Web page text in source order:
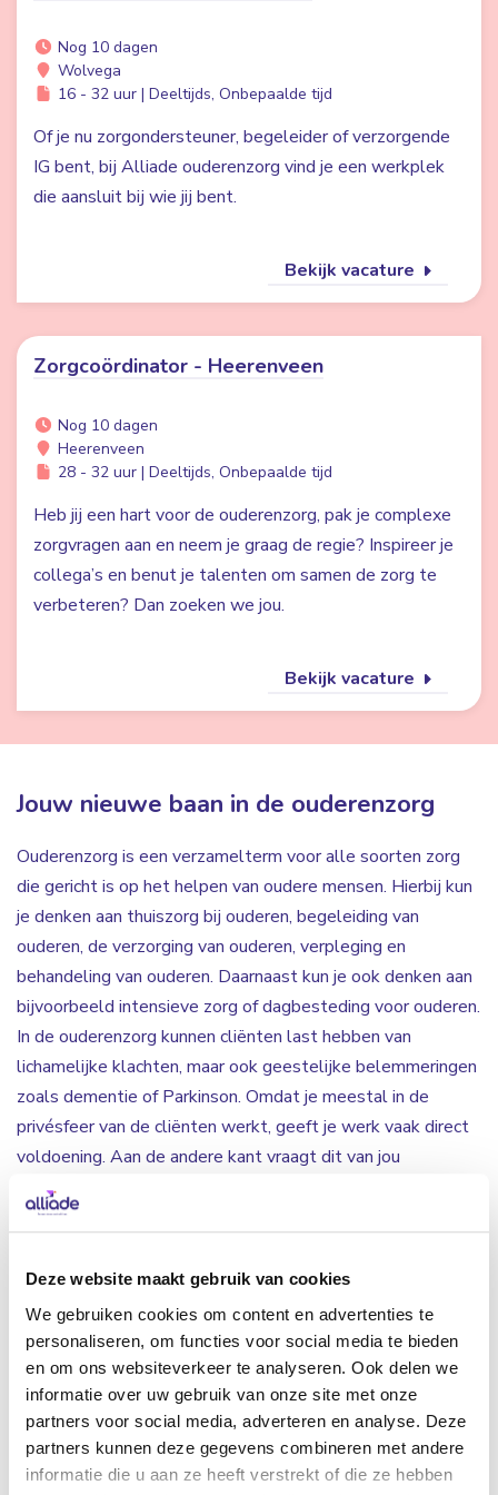
Deze website maakt gebruik van cookies
We gebruiken cookies om content en advertenties te
personaliseren, om functies voor social media te bieden
en om ons websiteverkeer te analyseren. Ook delen we
informatie over uw gebruik van onze site met onze
partners voor social media, adverteren en analyse. Deze
partners kunnen deze gegevens combineren met andere
informatie die u aan ze heeft verstrekt of die ze hebben
Nog 10 dagen
Wolvega
16 - 32 uur | Deeltijds, Onbepaalde tijd
Of je nu zorgondersteuner, begeleider of verzorgende
IG bent, bij Alliade ouderenzorg vind je een werkplek
die aansluit bij wie jij bent.
Bekijk vacature
Zorgcoördinator - Heerenveen
Nog 10 dagen
Heerenveen
28 - 32 uur | Deeltijds, Onbepaalde tijd
Heb jij een hart voor de ouderenzorg, pak je complexe
zorgvragen aan en neem je graag de regie? Inspireer je
collega’s en benut je talenten om samen de zorg te
verbeteren? Dan zoeken we jou.
Bekijk vacature
Jouw nieuwe baan in de ouderenzorg
Ouderenzorg is een verzamelterm voor alle soorten zorg
die gericht is op het helpen van oudere mensen. Hierbij kun
je denken aan thuiszorg bij ouderen, begeleiding van
ouderen, de verzorging van ouderen, verpleging en
behandeling van ouderen. Daarnaast kun je ook denken aan
bijvoorbeeld intensieve zorg of dagbesteding voor ouderen.
In de ouderenzorg kunnen cliënten last hebben van
lichamelijke klachten, maar ook geestelijke belemmeringen
zoals dementie of Parkinson. Omdat je meestal in de
privésfeer van de cliënten werkt, geeft je werk vaak direct
voldoening. Aan de andere kant vraagt dit van jou
zelfstandigheid, creativiteit en flexibiliteit om in te spelen
op onverwachte situaties. Verder kun jij je inleven in de
anders loopt hanteer je op een goede manier de werkwijze
van Alliade waardoor de dag blijft verlopen zoals men
gewend is. Zo zorg je voor structuur en veiligheid bij de
cliënten. Om de dag tot een succes te maken, is het
samenwerken met je directe collega’s erg belangrijk.
Welk werk kun je doen in de